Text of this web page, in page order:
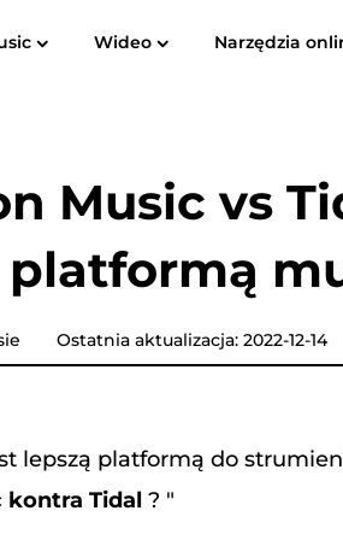
Konwerter muzyki
Konwerter dźwiękowy
Konwerter muzyki Pandora
Wideo Narzędzia
Music vs
platformą
Ostatnia aktualizacja: 2022-12-14
lepszą platformą do
kontra Tidal ? "